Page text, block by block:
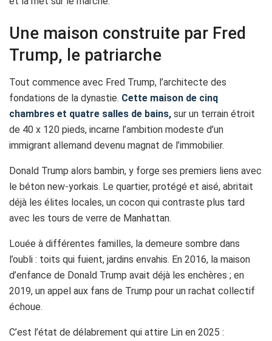
Une maison construite par Fred
Trump, le patriarche
Tout commence avec Fred Trump, l’architecte des
fondations de la dynastie. Cette maison de cinq
chambres et quatre salles de bains, sur un terrain étroit
de 40 x 120 pieds, incarne l’ambition modeste d’un
immigrant allemand devenu magnat de l’immobilier.
Donald Trump alors bambin, y forge ses premiers liens avec
le béton new-yorkais. Le quartier, protégé et aisé, abritait
déjà les élites locales, un cocon qui contraste plus tard
avec les tours de verre de Manhattan.
Louée à différentes familles, la demeure sombre dans
l’oubli : toits qui fuient, jardins envahis. En 2016, la maison
d’enfance de Donald Trump avait déjà les enchères ; en
2019, un appel aux fans de Trump pour un rachat collectif
échoue.
C’est l’état de délabrement qui attire Lin en 2025 :